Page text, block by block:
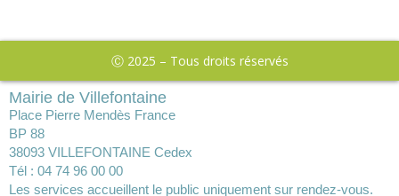
Ⓒ 2025 – Tous droits réservés
Mairie de Villefontaine
Place Pierre Mendès France
BP 88
38093 VILLEFONTAINE Cedex
Tél : 04 74 96 00 00
Les services accueillent le public uniquement sur rendez-vous.